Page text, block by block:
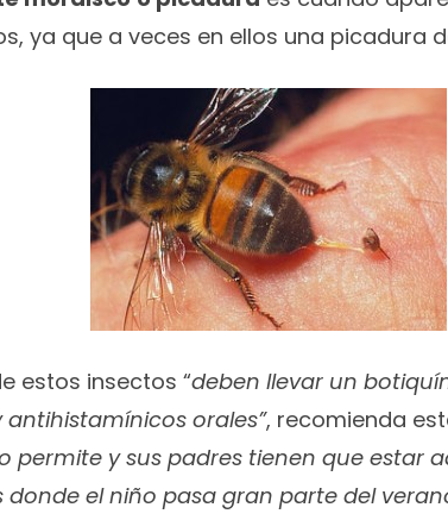
ya que a veces en ellos una picadura
estos insectos “deben llevar un
orales”, recomienda
y sus padres tienen que estar
el niño pasa gran parte del